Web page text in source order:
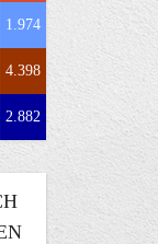
1.974
4.398
2.882